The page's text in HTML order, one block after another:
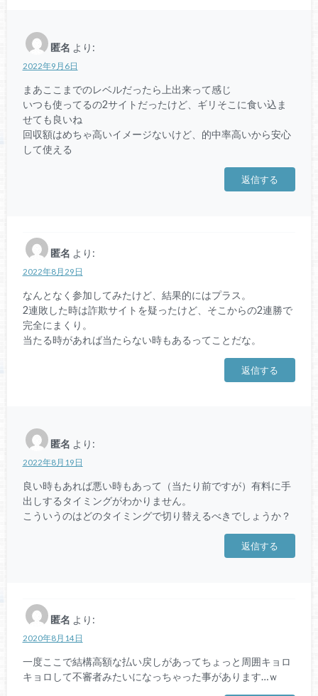
匿名 より:
2022年9月6日
まあここまでのレベルだったら上出来って感じ
いつも使ってるの2サイトだったけど、ギリそこに食い込ま
せても良いね
回収額はめちゃ高いイメージないけど、的中率高いから安心
して使える
返信する
匿名 より:
2022年8月29日
なんとなく参加してみたけど、結果的にはプラス。
2連敗した時は詐欺サイトを疑ったけど、そこからの2連勝で
完全にまくり。
当たる時があれば当たらない時もあるってことだな。
返信する
匿名 より:
2022年8月19日
良い時もあれば悪い時もあって（当たり前ですが）有料に手
出しするタイミングがわかりません。
こういうのはどのタイミングで切り替えるべきでしょうか？
返信する
匿名 より:
2020年8月14日
一度ここで結構高額な払い戻しがあってちょっと周囲キョロ
キョロして不審者みたいになっちゃった事があります…ｗ